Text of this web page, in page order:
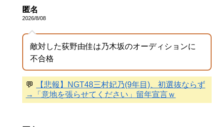
匿名
2026/8/08
敵対した荻野由佳は乃木坂のオーディションに
不合格
💬
【悲報】NGT48三村妃乃(9年目)、初選抜ならず
→「意地を張らせてください」留年宣言ｗ